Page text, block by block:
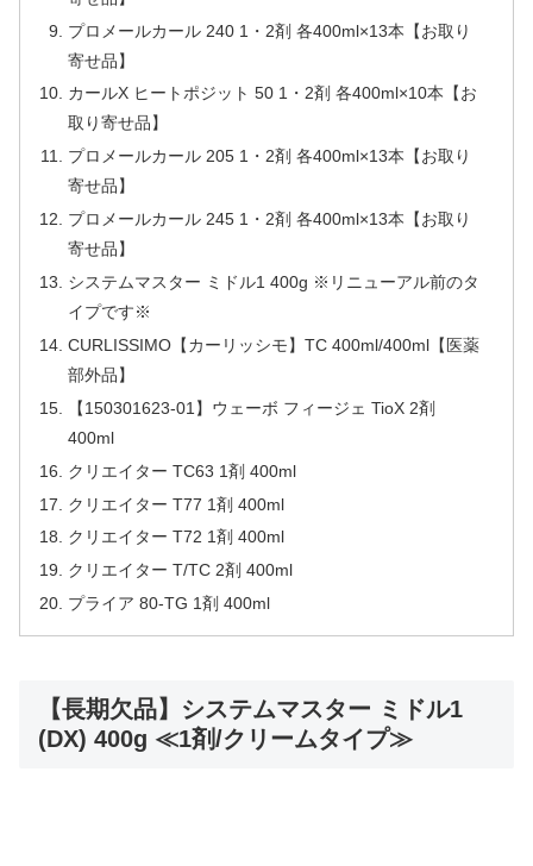
プロメールカール 240 1・2剤 各400ml×13本【お取り
寄せ品】
カールX ヒートポジット 50 1・2剤 各400ml×10本【お
取り寄せ品】
プロメールカール 205 1・2剤 各400ml×13本【お取り
寄せ品】
プロメールカール 245 1・2剤 各400ml×13本【お取り
寄せ品】
システムマスター ミドル1 400g ※リニューアル前のタ
イプです※
CURLISSIMO【カーリッシモ】TC 400ml/400ml【医薬
部外品】
【150301623-01】ウェーボ フィージェ TioX 2剤
400ml
クリエイター TC63 1剤 400ml
クリエイター T77 1剤 400ml
クリエイター T72 1剤 400ml
クリエイター T/TC 2剤 400ml
プライア 80-TG 1剤 400ml
【長期欠品】システムマスター ミドル1
(DX) 400g ≪1剤/クリームタイプ≫